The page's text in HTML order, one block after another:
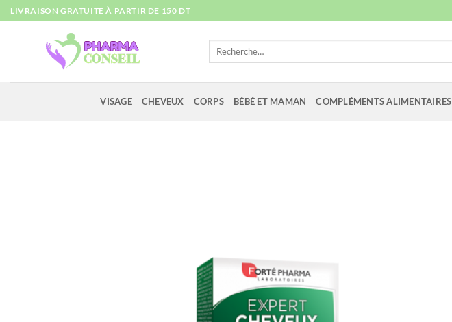
Passer
au
LIVRAISON GRATUITE À PARTIR DE 150 DT
Recherche
VISAGE CHEVEUX CORPS BÉBÉ ET MAMAN COMPLÉMENTS ALIMENTAIRES